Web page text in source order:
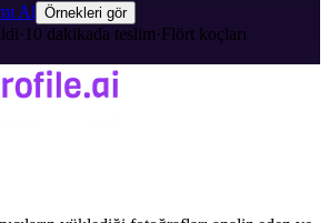
Al Örnekleri gör
· 10 dakikada teslim·Flört koçları